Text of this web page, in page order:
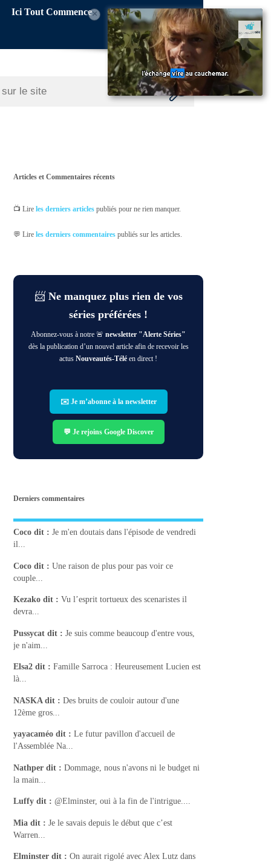
Ici Tout Commence×
Articles et Commentaires récents
📺 Lireles derniers articles publiés pour ne rien manquer.
💬 Lireles derniers commentaires publiés sur les articles.
📨 Ne manquez plus rien de vos
séries préférées !
Abonnez-vous à notre 🚨newsletter "Alerte Séries"
dès la publication d’un nouvel article afin de recevoir les
actusNouveautés-Télé en direct !
✉️ Je m’abonne à la newsletter
💬 Je rejoins Google Discover
Derniers commentaires
Coco dit : Je m'en doutais dans l'épisode de vendredi
il...
Coco dit : Une raison de plus pour pas voir ce
couple...
Kezako dit : Vu l’esprit tortueux des scenaristes il
devra...
Pussycat dit : Je suis comme beaucoup d'entre vous,
je n'aim...
Elsa2 dit : Famille Sarroca : Heureusement Lucien est
là...
NASKA dit : Des bruits de couloir autour d'une
12ème gros...
yayacaméo dit : Le futur pavillon d'accueil de
l'Assemblée Na...
Nathper dit : Dommage, nous n'avons ni le budget ni
la main...
Luffy dit : @Elminster, oui à la fin de l'intrigue....
Mia dit : Je le savais depuis le début que c’est
Warren...
Elminster dit : On aurait rigolé avec Alex Lutz dans